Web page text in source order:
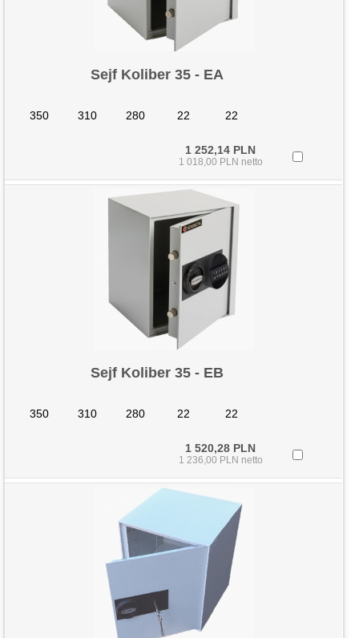
Sejf Koliber 35 - EA
350 310 280 22 22
1 252,14 PLN
1 018,00 PLN netto
Sejf Koliber 35 - EB
350 310 280 22 22
1 520,28 PLN
1 236,00 PLN netto